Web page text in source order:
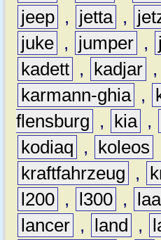
jeep , jetta ,
juke , jumper ,
kadett , kadjar ,
karmann-ghia ,
flensburg
, kia ,
kodiaq
, koleos
kraftfahrzeug
,
l200 , l300 ,
lancer , land ,